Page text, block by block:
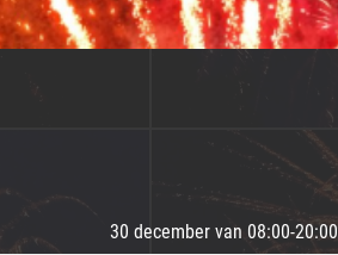
30 december van 08:00-20:00